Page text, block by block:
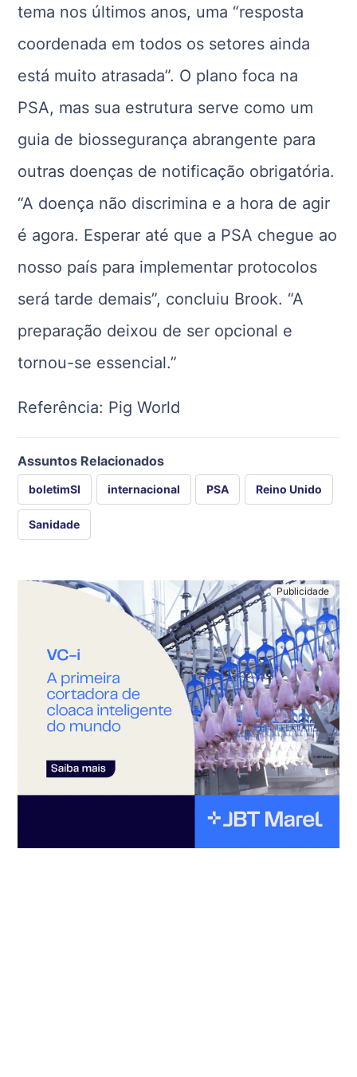
tema nos últimos anos, uma “resposta
coordenada em todos os setores ainda
está muito atrasada”. O plano foca na
PSA, mas sua estrutura serve como um
guia de biossegurança abrangente para
outras doenças de notificação obrigatória.
“A doença não discrimina e a hora de agir
é agora. Esperar até que a PSA chegue ao
nosso país para implementar protocolos
será tarde demais”, concluiu Brook. “A
preparação deixou de ser opcional e
tornou-se essencial.”
Referência: Pig World
Assuntos Relacionados
boletimSI internacional PSA Reino Unido
Sanidade